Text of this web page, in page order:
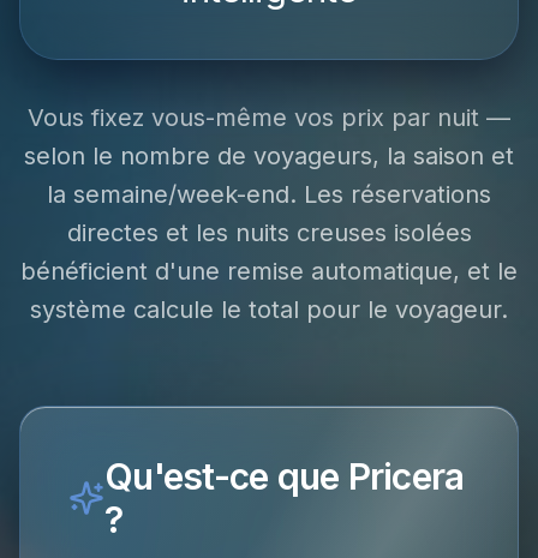
Vous fixez vous-même vos prix par nuit —
selon le nombre de voyageurs, la saison et
la semaine/week-end. Les réservations
directes et les nuits creuses isolées
bénéficient d'une remise automatique, et le
système calcule le total pour le voyageur.
Qu'est-ce que Pricera
?